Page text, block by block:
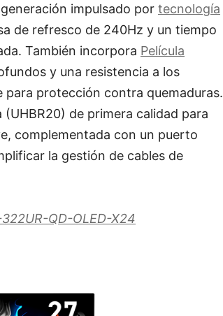
impulsado por tecnología
de refresco de 240Hz y un tiempo
También incorpora Película
y una resistencia a los
para protección contra quemaduras.
de primera calidad para
complementada con un puerto
la gestión de cables de
QD-OLED-X24